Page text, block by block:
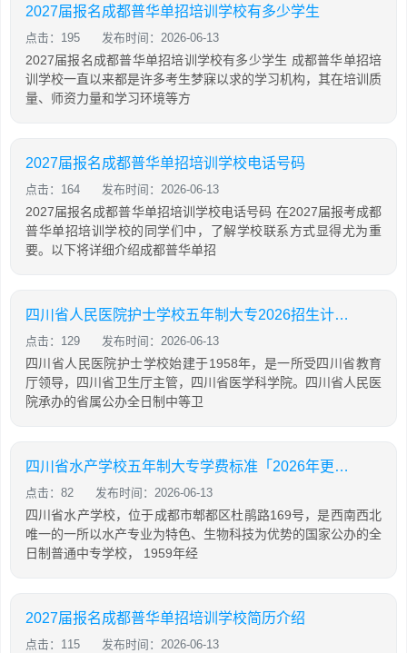
2027届报名成都普华单招培训学校有多少学生
点击：195 发布时间：2026-06-13
2027届报名成都普华单招培训学校有多少学生 成都普华单招培
训学校一直以来都是许多考生梦寐以求的学习机构，其在培训质
量、师资力量和学习环境等方
2027届报名成都普华单招培训学校电话号码
点击：164 发布时间：2026-06-13
2027届报名成都普华单招培训学校电话号码 在2027届报考成都
普华单招培训学校的同学们中，了解学校联系方式显得尤为重
要。以下将详细介绍成都普华单招
四川省人民医院护士学校五年制大专2026招生计划「2026年更新」
点击：129 发布时间：2026-06-13
四川省人民医院护士学校始建于1958年，是一所受四川省教育
厅领导，四川省卫生厅主管，四川省医学科学院。四川省人民医
院承办的省属公办全日制中等卫
四川省水产学校五年制大专学费标准「2026年更新」
点击：82 发布时间：2026-06-13
四川省水产学校，位于成都市郫都区杜鹃路169号，是西南西北
唯一的一所以水产专业为特色、生物科技为优势的国家公办的全
日制普通中专学校， 1959年经
2027届报名成都普华单招培训学校简历介绍
点击：115 发布时间：2026-06-13